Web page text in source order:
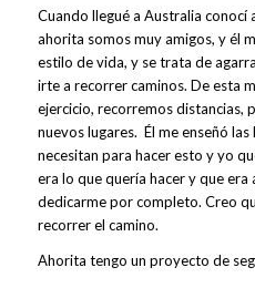
Cuando llegué a Australia conocí
ahorita somos muy amigos, y él
estilo de vida, y se trata de
irte a recorrer caminos. De esta
ejercicio, recorremos distancias,
nuevos lugares. Él me enseñó
necesitan para hacer esto y yo
era lo que quería hacer y que era
dedicarme por completo. Creo
recorrer el camino.
Ahorita tengo un proyecto de